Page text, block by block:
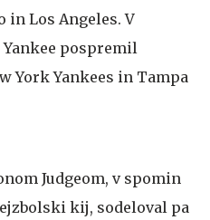
in Los Angeles. V
pospremil
York Yankees in Tampa
Judgeom, v spomin
kij, sodeloval pa